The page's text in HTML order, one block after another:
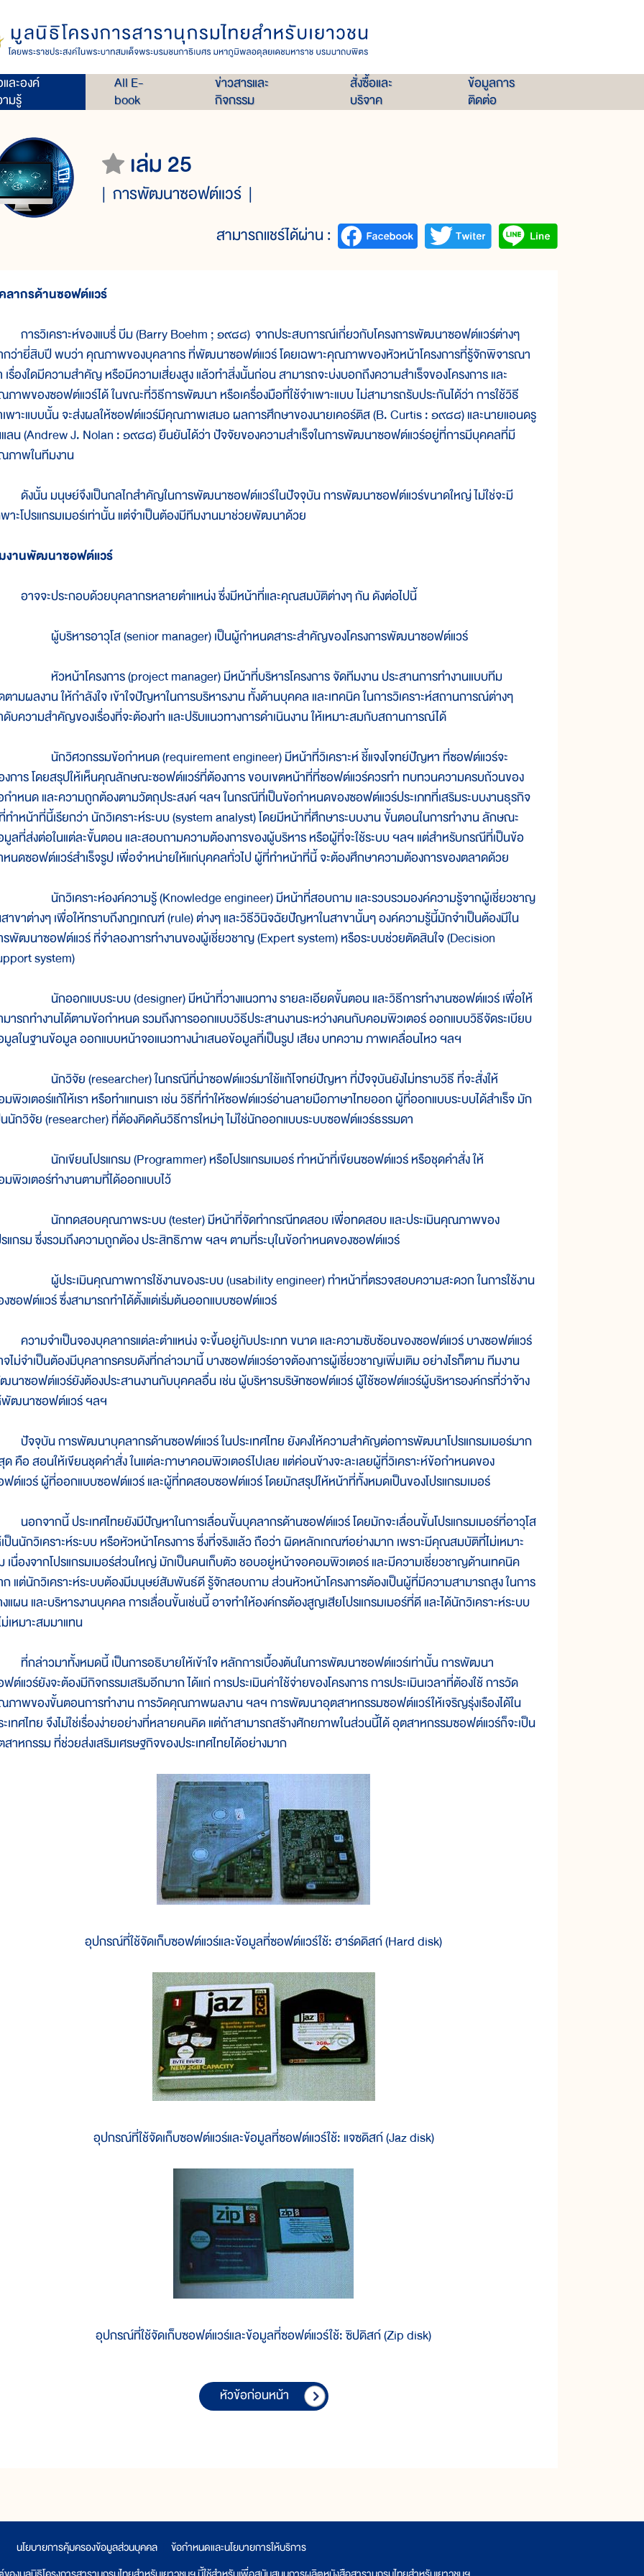
ละองค์
มรู้
All E-
book
ข่าวสารและ
กิจกรรม
สั่งซื้อและ
บริจาค
ข้อมูลการ
ติดต่อ
เล่ม 25
การพัฒนาซอฟต์แวร์
สามารถแชร์ได้ผ่าน :
ลากรด้านซอฟต์แวร์
การวิเคราะห์ของแบรี่ บีม (Barry Boehm ; ๑๙๘๘) จากประสบการณ์เกี่ยวกับโครงการพัฒนาซอฟต์แวร์ต่างๆ
กว่ายี่สิบปี พบว่า คุณภาพของบุคลากร ที่พัฒนาซอฟต์แวร์ โดยเฉพาะคุณภาพของหัวหน้าโครงการที่รู้จักพิจารณา
เรื่องใดมีความสำคัญ หรือมีความเสี่ยงสูง แล้วทำสิ่งนั้นก่อน สามารถจะบ่งบอกถึงความสำเร็จของโครงการ และ
ภาพของซอฟต์แวร์ได้ ในขณะที่วิธีการพัฒนา หรือเครื่องมือที่ใช้จำเพาะแบบ ไม่สามารถรับประกันได้ว่า การใช้วิธี
เพาะแบบนั้น จะส่งผลให้ซอฟต์แวร์มีคุณภาพเสมอ ผลการศึกษาของนายเคอร์ติส (B. Curtis : ๑๙๘๘) และนายแอนดรู
แลน (Andrew J. Nolan : ๑๙๘๘) ยืนยันได้ว่า ปัจจัยของความสำเร็จในการพัฒนาซอฟต์แวร์อยู่ที่การมีบุคคลที่มี
ภาพในทีมงาน
ดังนั้น มนุษย์จึงเป็นกลไกสำคัญในการพัฒนาซอฟต์แวร์ในปัจจุบัน การพัฒนาซอฟต์แวร์ขนาดใหญ่ ไม่ใช่จะมี
พาะโปรแกรมเมอร์เท่านั้น แต่จำเป็นต้องมีทีมงานมาช่วยพัฒนาด้วย
งานพัฒนาซอฟต์แวร์
อาจจะประกอบด้วยบุคลากรหลายตำแหน่ง ซึ่งมีหน้าที่และคุณสมบัติต่างๆ กัน ดังต่อไปนี้
ผู้บริหารอาวุโส (senior manager) เป็นผู้กำหนดสาระสำคัญของโครงการพัฒนาซอฟต์แวร์
หัวหน้าโครงการ (project manager) มีหน้าที่บริหารโครงการ จัดทีมงาน ประสานการทำงานแบบทีม
ามผลงาน ให้กำลังใจ เข้าใจปัญหาในการบริหารงาน ทั้งด้านบุคคล และเทคนิค ในการวิเคราะห์สถานการณ์ต่างๆ
บความสำคัญของเรื่องที่จะต้องทำ และปรับแนวทางการดำเนินงาน ให้เหมาะสมกับสถานการณ์ได้
นักวิศวกรรมข้อกำหนด (requirement engineer) มีหน้าที่วิเคราะห์ ชี้แจงโจทย์ปัญหา ที่ซอฟต์แวร์จะ
งการ โดยสรุปให้เห็นคุณลักษณะซอฟต์แวร์ที่ต้องการ ขอบเขตหน้าที่ที่ซอฟต์แวร์ควรทำ ทบทวนความครบถ้วนของ
ำหนด และความถูกต้องตามวัตถุประสงค์ ฯลฯ ในกรณีที่เป็นข้อกำหนดของซอฟต์แวร์ประเภทที่เสริมระบบงานธุรกิจ
ทำหน้าที่นี้เรียกว่า นักวิเคราะห์ระบบ (system analyst) โดยมีหน้าที่ศึกษาระบบงาน ขั้นตอนในการทำงาน ลักษณะ
ลที่ส่งต่อในแต่ละขั้นตอน และสอบถามความต้องการของผู้บริหาร หรือผู้ที่จะใช้ระบบ ฯลฯ แต่สำหรับกรณีที่เป็นข้อ
นดซอฟต์แวร์สำเร็จรูป เพื่อจำหน่ายให้แก่บุคคลทั่วไป ผู้ที่ทำหน้าที่นี้ จะต้องศึกษาความต้องการของตลาดด้วย
นักวิเคราะห์องค์ความรู้ (Knowledge engineer) มีหน้าที่สอบถาม และรวบรวมองค์ความรู้จากผู้เชี่ยวชาญ
าขาต่างๆ เพื่อให้ทราบถึงกฎเกณฑ์ (rule) ต่างๆ และวิธีวินิจฉัยปัญหาในสาขานั้นๆ องค์ความรู้นี้มักจำเป็นต้องมีใน
พัฒนาซอฟต์แวร์ ที่จำลองการทำงานของผู้เชี่ยวชาญ (Expert system) หรือระบบช่วยตัดสินใจ (Decision
system)
นักออกแบบระบบ (designer) มีหน้าที่วางแนวทาง รายละเอียดขั้นตอน และวิธีการทำงานซอฟต์แวร์ เพื่อให้
ารถทำงานได้ตามข้อกำหนด รวมถึงการออกแบบวิธีประสานงานระหว่างคนกับคอมพิวเตอร์ ออกแบบวิธีจัดระเบียบ
ลในฐานข้อมูล ออกแบบหน้าจอแนวทางนำเสนอข้อมูลที่เป็นรูป เสียง บทความ ภาพเคลื่อนไหว ฯลฯ
นักวิจัย (researcher) ในกรณีที่นำซอฟต์แวร์มาใช้แก้โจทย์ปัญหา ที่ปัจจุบันยังไม่ทราบวิธี ที่จะสั่งให้
มพิวเตอร์แก้ให้เรา หรือทำแทนเรา เช่น วิธีที่ทำให้ซอฟต์แวร์อ่านลายมือภาษาไทยออก ผู้ที่ออกแบบระบบได้สำเร็จ มัก
นนักวิจัย (researcher) ที่ต้องคิดค้นวิธีการใหม่ๆ ไม่ใช่นักออกแบบระบบซอฟต์แวร์ธรรมดา
นักเขียนโปรแกรม (Programmer) หรือโปรแกรมเมอร์ ทำหน้าที่เขียนซอฟต์แวร์ หรือชุดคำสั่ง ให้
มพิวเตอร์ทำงานตามที่ได้ออกแบบไว้
นักทดสอบคุณภาพระบบ (tester) มีหน้าที่จัดทำกรณีทดสอบ เพื่อทดสอบ และประเมินคุณภาพของ
แกรม ซึ่งรวมถึงความถูกต้อง ประสิทธิภาพ ฯลฯ ตามที่ระบุในข้อกำหนดของซอฟต์แวร์
ผู้ประเมินคุณภาพการใช้งานของระบบ (usability engineer) ทำหน้าที่ตรวจสอบความสะดวก ในการใช้งาน
ซอฟต์แวร์ ซึ่งสามารถทำได้ตั้งแต่เริ่มต้นออกแบบซอฟต์แวร์
ความจำเป็นจองบุคลากรแต่ละตำแหน่ง จะขึ้นอยู่กับประเภท ขนาด และความซับซ้อนของซอฟต์แวร์ บางซอฟต์แวร์
ไม่จำเป็นต้องมีบุคลากรครบดังที่กล่าวมานี้ บางซอฟต์แวร์อาจต้องการผู้เชี่ยวชาญเพิ่มเติม อย่างไรก็ตาม ทีมงาน
นาซอฟต์แวร์ยังต้องประสานงานกับบุคคลอื่น เช่น ผู้บริหารบริษัทซอฟต์แวร์ ผู้ใช้ซอฟต์แวร์ผู้บริหารองค์กรที่ว่าจ้าง
พัฒนาซอฟต์แวร์ ฯลฯ
ปัจจุบัน การพัฒนาบุคลากรด้านซอฟต์แวร์ ในประเทศไทย ยังคงให้ความสำคัญต่อการพัฒนาโปรแกรมเมอร์มาก
คือ สอนให้เขียนชุดคำสั่ง ในแต่ละภาษาคอมพิวเตอร์ไปเลย แต่ค่อนข้างจะละเลยผู้ที่วิเคราะห์ข้อกำหนดของ
ต์แวร์ ผู้ที่ออกแบบซอฟต์แวร์ และผู้ที่ทดสอบซอฟต์แวร์ โดยมักสรุปให้หน้าที่ทั้งหมดเป็นของโปรแกรมเมอร์
นอกจากนี้ ประเทศไทยยังมีปัญหาในการเลื่อนขั้นบุคลากรด้านซอฟต์แวร์ โดยมักจะเลื่อนขั้นโปรแกรมเมอร์ที่อาวุโส
ป็นนักวิเคราะห์ระบบ หรือหัวหน้าโครงการ ซึ่งที่จริงแล้ว ถือว่า ผิดหลักเกณฑ์อย่างมาก เพราะมีคุณสมบัติที่ไม่เหมาะ
เนื่องจากโปรแกรมเมอร์ส่วนใหญ่ มักเป็นคนเก็บตัว ชอบอยู่หน้าจอคอมพิวเตอร์ และมีความเชี่ยวชาญด้านเทคนิค
ก แต่นักวิเคราะห์ระบบต้องมีมนุษย์สัมพันธ์ดี รู้จักสอบถาม ส่วนหัวหน้าโครงการต้องเป็นผู้ที่มีความสามารถสูง ในการ
แผน และบริหารงานบุคคล การเลื่อนขั้นเช่นนี้ อาจทำให้องค์กรต้องสูญเสียโปรแกรมเมอร์ที่ดี และได้นักวิเคราะห์ระบบ
เหมาะสมมาแทน
ที่กล่าวมาทั้งหมดนี้ เป็นการอธิบายให้เข้าใจ หลักการเบื้องต้นในการพัฒนาซอฟต์แวร์เท่านั้น การพัฒนา
ต์แวร์ยังจะต้องมีกิจกรรมเสริมอีกมาก ได้แก่ การประเมินค่าใช้จ่ายของโครงการ การประเมินเวลาที่ต้องใช้ การวัด
ภาพของขั้นตอนการทำงาน การวัดคุณภาพผลงาน ฯลฯ การพัฒนาอุตสาหกรรมซอฟต์แวร์ให้เจริญรุ่งเรืองได้ใน
ะเทศไทย จึงไม่ใช่เรื่องง่ายอย่างที่หลายคนคิด แต่ถ้าสามารถสร้างศักยภาพในส่วนนี้ได้ อุตสาหกรรมซอฟต์แวร์ก็จะเป็น
าหกรรม ที่ช่วยส่งเสริมเศรษฐกิจของประเทศไทยได้อย่างมาก
อุปกรณ์ที่ใช้จัดเก็บซอฟต์แวร์และข้อมูลที่ซอฟต์แวร์ใช้: ฮาร์ดดิสก์ (Hard disk)
อุปกรณ์ที่ใช้จัดเก็บซอฟต์แวร์และข้อมูลที่ซอฟต์แวร์ใช้: แจซดิสก์ (Jaz disk)
อุปกรณ์ที่ใช้จัดเก็บซอฟต์แวร์และข้อมูลที่ซอฟต์แวร์ใช้: ซิปดิสก์ (Zip disk)
หัวข้อก่อนหน้า
นโยบายการคุ้มครองข้อมูลส่วนบุคคล
ข้อกำหนดและนโยบายการให้บริการ